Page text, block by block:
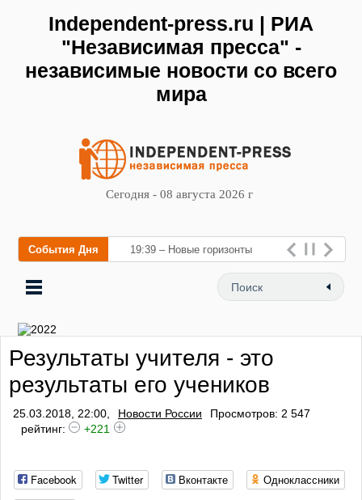
Independent-press.ru | РИА
"Независимая пресса" -
независимые новости со всего
мира
Сегодня - 08 августа 2026 г
События Дня 19:39 – Новые горизонты
флебологии: в Москве
открылся «Городской центр
заболеваний вен и
профилактики тромбоза
Результаты учителя - это
результаты его учеников
25.03.2018, 22:00, Новости России
Просмотров: 2 547
рейтинг:
+221
Facebook Twitter Вконтакте
Одноклассники